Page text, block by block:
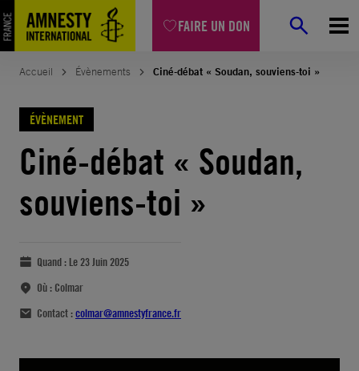
FAIRE UN DON
Accueil Évènements Ciné-débat « Soudan, souviens-toi »
ÉVÈNEMENT
Ciné-débat « Soudan,
souviens-toi »
Quand : Le 23 Juin 2025
Où : Colmar
Contact :colmar@amnestyfrance.fr